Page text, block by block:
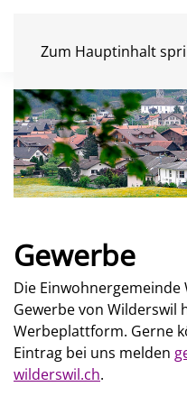
Zum Hauptinhalt
Gewerbe
Die
Gewerbe von Wilderswil
Werbeplattform. Gerne
Eintrag bei uns melden
wilderswil.ch.